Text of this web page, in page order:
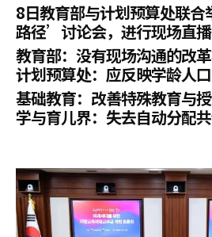
8日教育部与计划预算处联
路径’讨论会，进行现场直
教育部：没有现场沟通的改
计划预算处：应反映学龄人
基础教育：改善特殊教育与
学与育儿界：失去自动分配